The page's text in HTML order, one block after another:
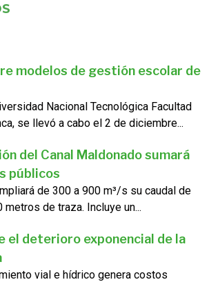
modelos de gestión escolar de
Nacional Tecnológica Facultad
se llevó a cabo el 2 de diciembre...
del Canal Maldonado sumará
públicos
de 300 a 900 m³/s su caudal de
metros de traza. Incluye un...
el deterioro exponencial de la
vial e hídrico genera costos